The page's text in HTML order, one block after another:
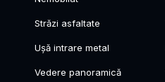
Străzi asfaltate
Ușă intrare metal
Vedere panoramică